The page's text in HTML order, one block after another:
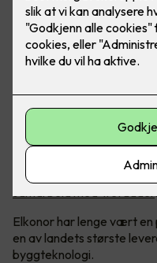
Grønn teknologi
Som et ledd i Elkonors
Elkonor har lenge vært en
en av landets største
byggteknologi.